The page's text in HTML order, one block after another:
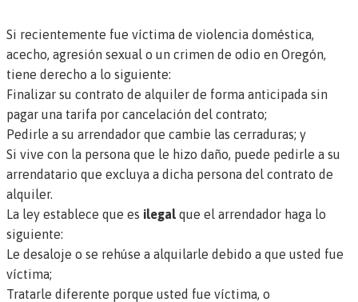
Si recientemente fue víctima de violencia doméstica,
acecho, agresión sexual o un crimen de odio en Oregón,
tiene derecho a lo siguiente:
Finalizar su contrato de alquiler de forma anticipada sin
pagar una tarifa por cancelación del contrato;
Pedirle a su arrendador que cambie las cerraduras; y
Si vive con la persona que le hizo daño, puede pedirle a su
arrendatario que excluya a dicha persona del contrato de
alquiler.
La ley establece que es ilegal que el arrendador haga lo
siguiente:
Le desaloje o se rehúse a alquilarle debido a que usted fue
víctima;
Tratarle diferente porque usted fue víctima, o